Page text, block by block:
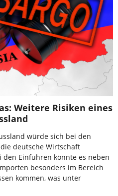
Weitere Risiken eines
würde sich bei den
deutsche Wirtschaft
Einfuhren könnte es neben
besonders im Bereich
kommen, was unter